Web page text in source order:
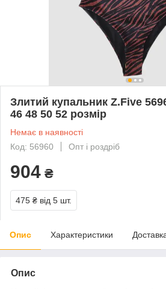
Злитий купальник Z.Five
46 48 50 52 розмір
Немає в наявності
Код: 56960
Опт і роздріб
904 ₴
475 ₴ від 5 шт.
Опис Характеристики
Опис